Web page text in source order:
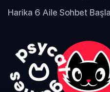
Harika 6 Aile Sohbet